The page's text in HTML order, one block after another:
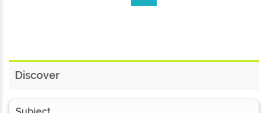
Discover